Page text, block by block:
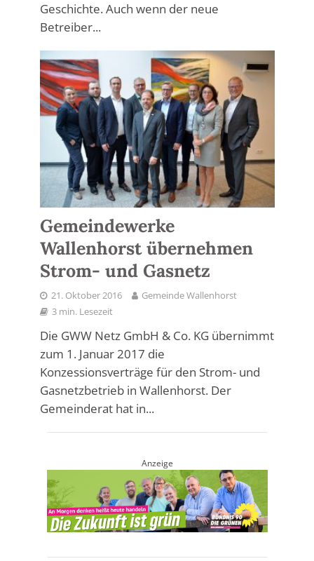
Geschichte. Auch wenn der neue
Betreiber...
Gemeindewerke
Wallenhorst übernehmen
Strom- und Gasnetz
21. Oktober 2016
Gemeinde Wallenhorst
3 min. Lesezeit
Die GWW Netz GmbH & Co. KG übernimmt
zum 1. Januar 2017 die
Konzessionsverträge für den Strom- und
Gasnetzbetrieb in Wallenhorst. Der
Gemeinderat hat in...
Anzeige